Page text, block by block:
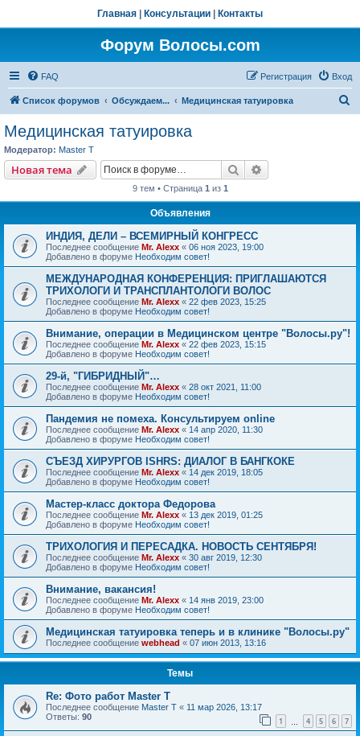
Главная Консультации Контакты
Форум Волосы.com
FAQ Вход
Регистрация
Список форумов Обсуждаем... Медицинская татуировка
Медицинская татуировка
Модератор: Master T
Новая тема Поиск
9 тем • Страница 1 из 1
Объявления
ИНДИЯ, ДЕЛИ – ВСЕМИРНЫЙ КОНГРЕСС
Последнее сообщение Mr. Alexx « 06 ноя 2023, 19:00
Добавлено в форуме Необходим совет!
МЕЖДУНАРОДНАЯ КОНФЕРЕНЦИЯ: ПРИГЛАШАЮТСЯ
ТРИХОЛОГИ И ТРАНСПЛАНТОЛОГИ ВОЛОС
Последнее сообщение Mr. Alexx « 22 фев 2023, 15:25
Добавлено в форуме Необходим совет!
Внимание, операции в Медицинском центре "Волосы.ру"!
Последнее сообщение Mr. Alexx « 22 фев 2023, 15:15
Добавлено в форуме Необходим совет!
29-й, "ГИБРИДНЫЙ"…
Последнее сообщение Mr. Alexx « 28 окт 2021, 11:00
Добавлено в форуме Необходим совет!
Пандемия не помеха. Консультируем online
Последнее сообщение Mr. Alexx « 14 апр 2020, 11:30
Добавлено в форуме Необходим совет!
СЪЕЗД ХИРУРГОВ ISHRS: ДИАЛОГ В БАНГКОКЕ
Последнее сообщение Mr. Alexx « 14 дек 2019, 18:05
Добавлено в форуме Необходим совет!
Мастер-класс доктора Федорова
Последнее сообщение Mr. Alexx « 13 дек 2019, 01:25
Добавлено в форуме Необходим совет!
ТРИХОЛОГИЯ И ПЕРЕСАДКА. НОВОСТЬ СЕНТЯБРЯ!
Последнее сообщение Mr. Alexx « 30 авг 2019, 12:30
Добавлено в форуме Необходим совет!
Внимание, вакансия!
Последнее сообщение Mr. Alexx « 14 янв 2019, 23:00
Добавлено в форуме Необходим совет!
Медицинская татуировка теперь и в клинике "Волосы.ру"
Последнее сообщение webhead « 07 июн 2013, 13:16
Темы
Re: Фото работ Master T
Последнее сообщение Master T « 11 мар 2026, 13:17
Ответы: 90 1 4 5 6 7